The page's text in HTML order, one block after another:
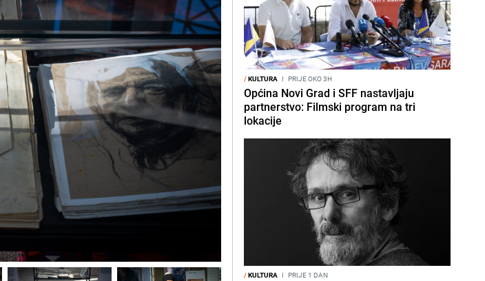
/KULTURA I PRIJE OKO 3H
Općina Novi Grad i SFF nastavljaju
partnerstvo: Filmski program na tri
lokacije
/KULTURA I PRIJE 1 DAN